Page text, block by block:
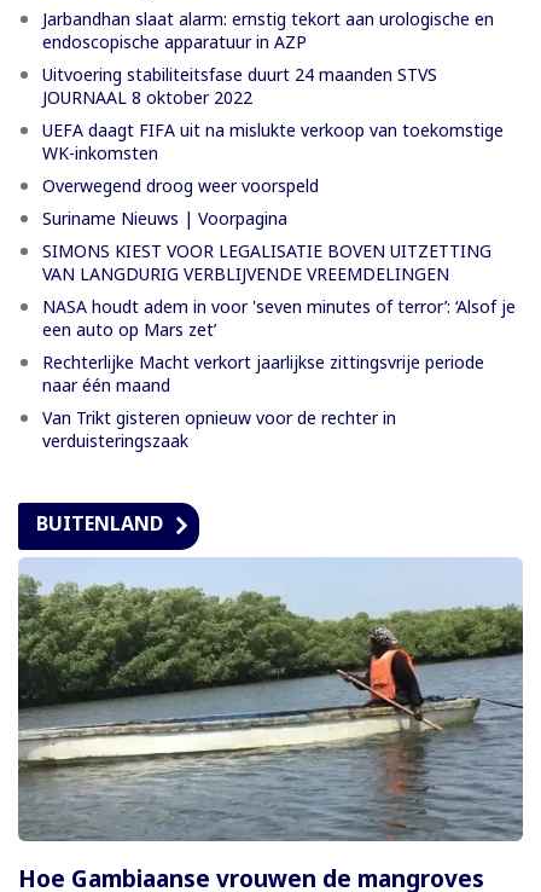
Jarbandhan slaat alarm: ernstig tekort aan urologische en
endoscopische apparatuur in AZP
Uitvoering stabiliteitsfase duurt 24 maanden STVS
JOURNAAL 8 oktober 2022
UEFA daagt FIFA uit na mislukte verkoop van toekomstige
WK-inkomsten
Overwegend droog weer voorspeld
Suriname Nieuws | Voorpagina
SIMONS KIEST VOOR LEGALISATIE BOVEN UITZETTING
VAN LANGDURIG VERBLIJVENDE VREEMDELINGEN
NASA houdt adem in voor 'seven minutes of terror’: ‘Alsof je
een auto op Mars zet’
Rechterlijke Macht verkort jaarlijkse zittingsvrije periode
naar één maand
Van Trikt gisteren opnieuw voor de rechter in
verduisteringszaak
BUITENLAND
Hoe Gambiaanse vrouwen de mangroves